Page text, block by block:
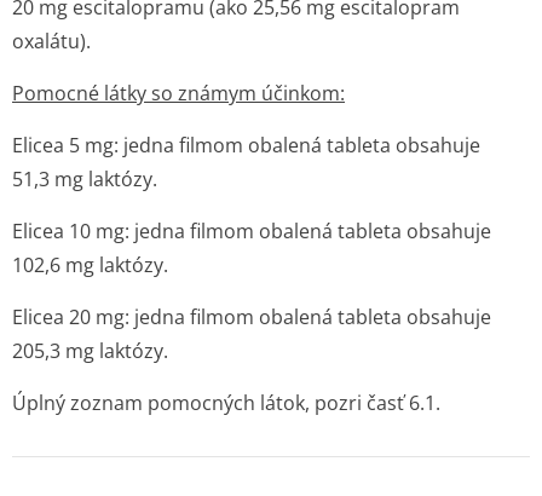
20 mg escitalopramu (ako 25,56 mg escitalopram
oxalátu).
Pomocné látky so známym účinkom:
Elicea 5 mg: jedna filmom obalená tableta obsahuje
51,3 mg laktózy.
Elicea 10 mg: jedna filmom obalená tableta obsahuje
102,6 mg laktózy.
Elicea 20 mg: jedna filmom obalená tableta obsahuje
205,3 mg laktózy.
Úplný zoznam pomocných látok, pozri časť 6.1.